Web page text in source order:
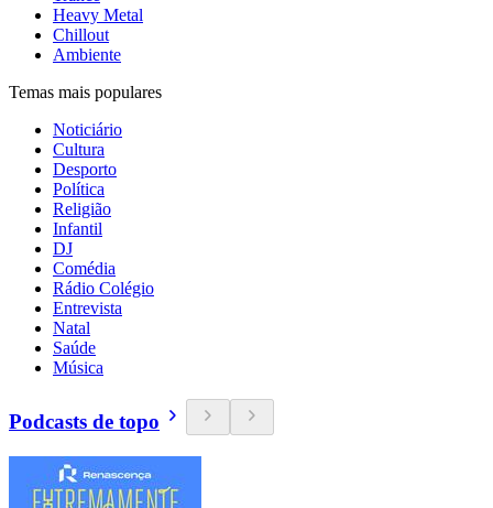
Heavy Metal
Chillout
Ambiente
Temas mais populares
Noticiário
Cultura
Desporto
Política
Religião
Infantil
DJ
Comédia
Rádio Colégio
Entrevista
Natal
Saúde
Música
Podcasts de topo